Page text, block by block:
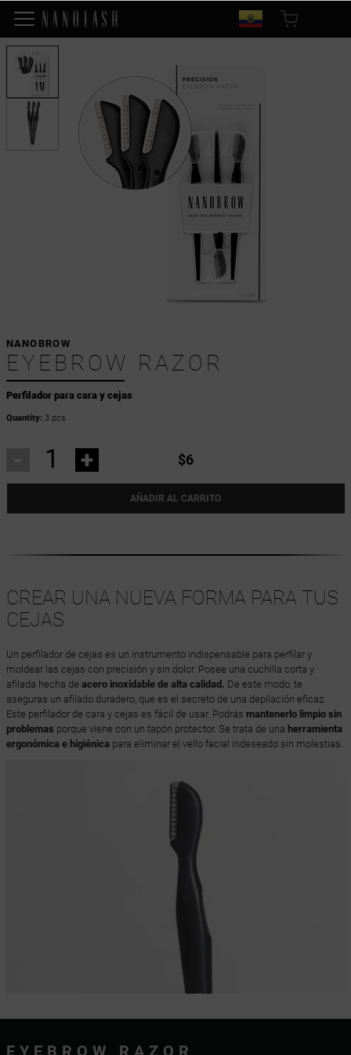
Perfilador para cara y cejas
NANOBROW
EYEBROW RAZOR
Quantity:3 pcs
+ $6
AÑADIR AL CARRITO
CREAR UNA NUEVA FORMA PARA TUS
CEJAS
Un perfilador de cejas es un instrumento indispensable para perfilar y
moldear las cejas con precisión y sin dolor. Posee una cuchilla corta y
afilada hecha de acero inoxidable de alta calidad. De este modo, te
aseguras un afilado duradero, que es el secreto de una depilación eficaz.
Este perfilador de cara y cejas es fácil de usar. Podrás mantenerlo limpio sin
problemas porque viene con un tapón protector. Se trata de una herramienta
ergonómica e higiénicapara eliminar el vello facial indeseado sin molestias.